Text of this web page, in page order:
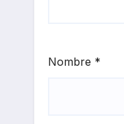
Nombre *